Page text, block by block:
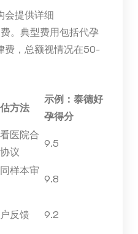
会提供详细
。典型费用包括代孕
费，总额视情况在50-
方法
示例：泰德好
孕得分
医院合
议
9.5
样本审
9.8
反馈 9.2